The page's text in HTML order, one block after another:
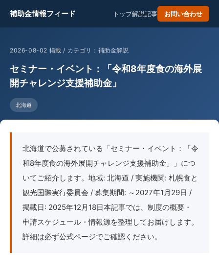
補助金情報フィード トップ解説記事 お問い合わせ
2026-08-02 掲載 / カテゴリ：補助金解説
セミナー・イベント：「令和8年度食の海外展
開チャレンジ支援補助金」
北海道
北海道で公募されている「セミナー・イベント：「令
和8年度食の海外展開チャレンジ支援補助金」」につ
いてご紹介します。地域: 北海道 / 実施機関: 札幌食と
観光国際実行委員会 / 募集期間: ～2027年1月29日 /
掲載日: 2025年12月18日本記事では、制度の概要・
申請スケジュール・情報源を整理してお届けします。
詳細は必ず公式ページでご確認ください。